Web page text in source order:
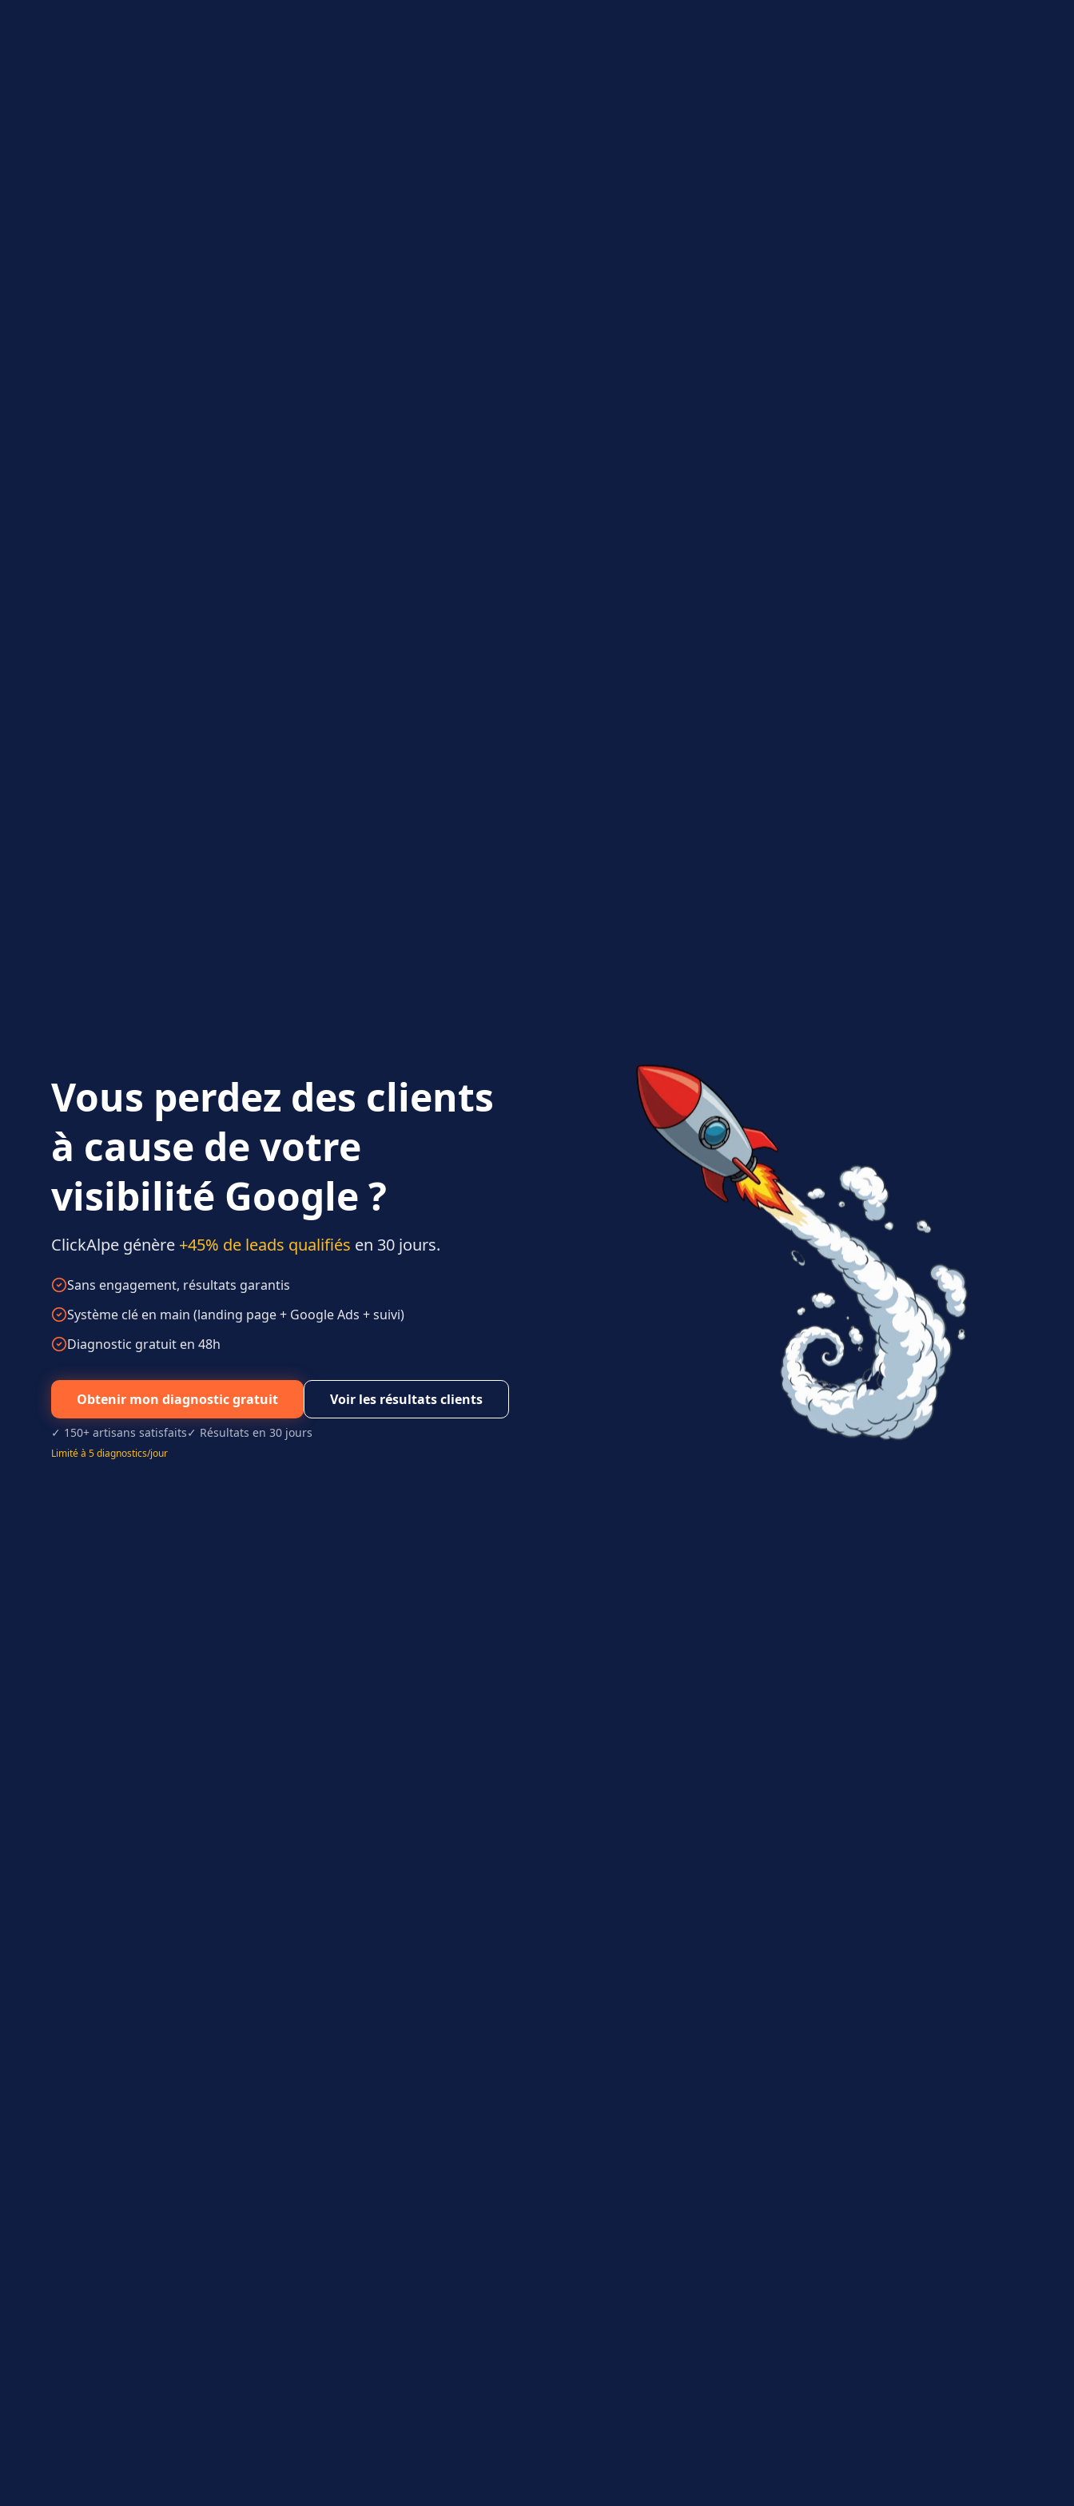
Vous perdez des clients
à cause de votre
visibilité Google ?
ClickAlpe génère +45% de leads qualifiés en 30 jours.
Sans engagement, résultats garantis
Système clé en main (landing page + Google Ads + suivi)
Diagnostic gratuit en 48h
Obtenir mon diagnostic gratuit Voir les résultats clients
✓ 150+ artisans satisfaits✓ Résultats en 30 jours
Limité à 5 diagnostics/jour